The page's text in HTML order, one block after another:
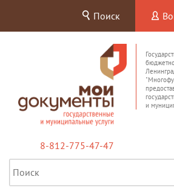
Поиск
и
8-812-775-47-47